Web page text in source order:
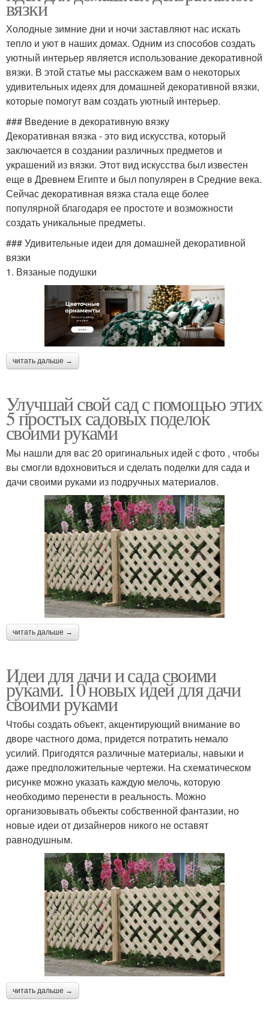
вязки
Холодные зимние дни и ночи заставляют нас искать
тепло и уют в наших домах. Одним из способов создать
уютный интерьер является использование декоративной
вязки. В этой статье мы расскажем вам о некоторых
удивительных идеях для домашней декоративной вязки,
которые помогут вам создать уютный интерьер.
### Введение в декоративную вязку
Декоративная вязка - это вид искусства, который
заключается в создании различных предметов и
украшений из вязки. Этот вид искусства был известен
еще в Древнем Египте и был популярен в Средние века.
Сейчас декоративная вязка стала еще более
популярной благодаря ее простоте и возможности
создать уникальные предметы.
### Удивительные идеи для домашней декоративной
вязки
1. Вязаные подушки
читать дальше →
Улучшай свой сад с помощью этих
5 простых садовых поделок
своими руками
Мы нашли для вас 20 оригинальных идей с фото , чтобы
вы смогли вдохновиться и сделать поделки для сада и
дачи своими руками из подручных материалов.
читать дальше →
Идеи для дачи и сада своими
руками. 10 новых идей для дачи
своими руками
Чтобы создать объект, акцентирующий внимание во
дворе частного дома, придется потратить немало
усилий. Пригодятся различные материалы, навыки и
даже предположительные чертежи. На схематическом
рисунке можно указать каждую мелочь, которую
необходимо перенести в реальность. Можно
организовывать объекты собственной фантазии, но
новые идеи от дизайнеров никого не оставят
равнодушным.
читать дальше →